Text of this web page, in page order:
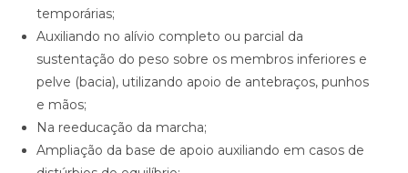
temporárias;
Auxiliando no alívio completo ou parcial da
sustentação do peso sobre os membros inferiores e
pelve (bacia), utilizando apoio de antebraços, punhos
e mãos;
Na reeducação da marcha;
Ampliação da base de apoio auxiliando em casos de